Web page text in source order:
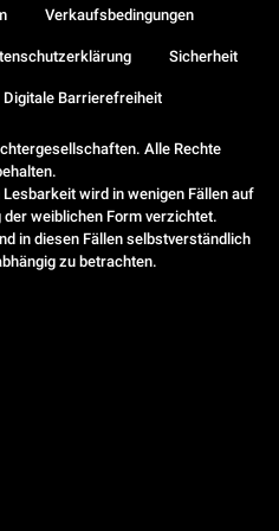
Alle Rechte
wird in wenigen Fällen auf
weiblichen Form verzichtet.
in diesen Fällen selbstverständlich
zu betrachten.
Verkaufsbedingungen
Sicherheit
Digitale Barrierefreiheit